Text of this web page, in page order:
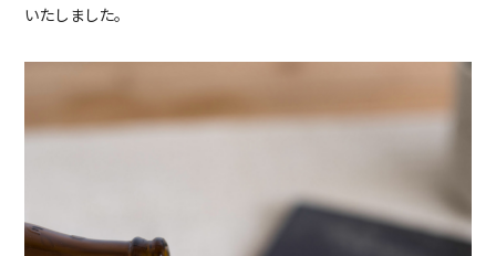
いたしました。